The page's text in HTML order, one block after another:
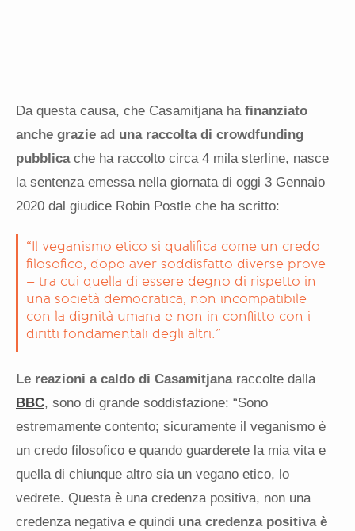
Da questa causa, che Casamitjana ha finanziato
anche grazie ad una raccolta di crowdfunding
pubblica che ha raccolto circa 4 mila sterline, nasce
la sentenza emessa nella giornata di oggi 3 Gennaio
2020 dal giudice Robin Postle che ha scritto:
“Il veganismo etico si qualifica come un credo
filosofico, dopo aver soddisfatto diverse prove
– tra cui quella di essere degno di rispetto in
una società democratica, non incompatibile
con la dignità umana e non in conflitto con i
diritti fondamentali degli altri.”
Le reazioni a caldo di Casamitjanaraccolte dalla
BBC, sono di grande soddisfazione: “Sono
estremamente contento; sicuramente il veganismo è
un credo filosofico e quando guarderete la mia vita e
quella di chiunque altro sia un vegano etico, lo
vedrete. Questa è una credenza positiva, non una
credenza negativa e quindi una credenza positiva è